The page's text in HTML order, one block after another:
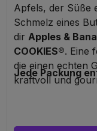
Apfels, der Süße
Schmelz eines
dir Apples &
COOKIES®. Eine
die einen echten
kraftvoll und
euphorische,
Jede Packung